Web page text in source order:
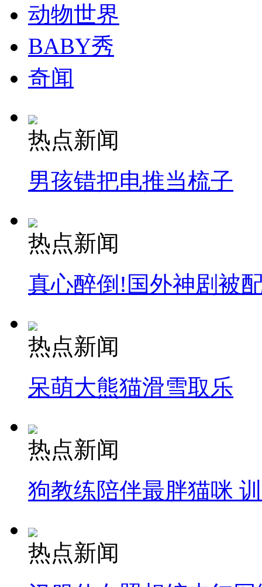
司机酒驾遇交警 急速倒车逃窜
动物世界
BABY秀
奇闻
热点新闻
男孩错把电推当梳子
热点新闻
真心醉倒!国外神剧被
热点新闻
呆萌大熊猫滑雪取乐
热点新闻
狗教练陪伴最胖猫咪
热点新闻